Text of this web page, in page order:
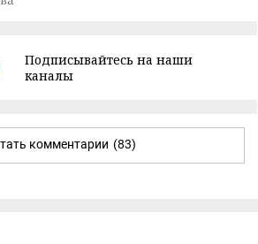
Подписывайтесь на наши
каналы
комментарии (83)